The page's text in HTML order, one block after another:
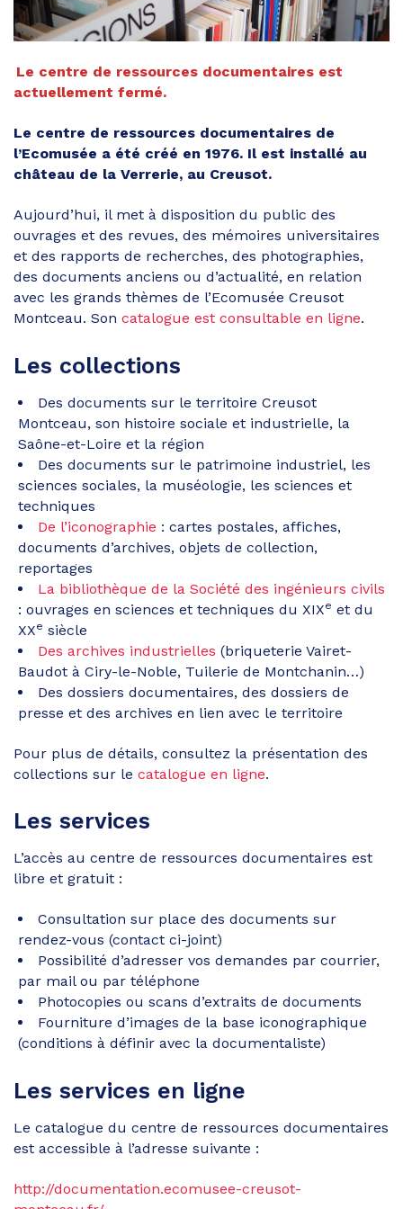
Le centre de ressources documentaires est
actuellement fermé.
Le centre de ressources documentaires de
l’Ecomusée a été créé en 1976. Il est installé au
château de la Verrerie, au Creusot.
Aujourd’hui, il met à disposition du public des
ouvrages et des revues, des mémoires universitaires
et des rapports de recherches, des photographies,
des documents anciens ou d’actualité, en relation
avec les grands thèmes de l’Ecomusée Creusot
Montceau. Son catalogue est consultable en ligne.
Les collections
Des documents sur le territoire Creusot
Montceau, son histoire sociale et industrielle, la
Saône-et-Loire et la région
Des documents sur le patrimoine industriel, les
sciences sociales, la muséologie, les sciences et
techniques
De l’iconographie : cartes postales, affiches,
documents d’archives, objets de collection,
reportages
La bibliothèque de la Société des ingénieurs civils
: ouvrages en sciences et techniques du XIXe et du
XXe siècle
Des archives industrielles (briqueterie Vairet-
Baudot à Ciry-le-Noble, Tuilerie de Montchanin…)
Des dossiers documentaires, des dossiers de
presse et des archives en lien avec le territoire
Pour plus de détails, consultez la présentation des
collections sur le catalogue en ligne.
Les services
L’accès au centre de ressources documentaires est
libre et gratuit :
Consultation sur place des documents sur
rendez-vous (contact ci-joint)
Possibilité d’adresser vos demandes par courrier,
par mail ou par téléphone
Photocopies ou scans d’extraits de documents
Fourniture d’images de la base iconographique
(conditions à définir avec la documentaliste)
Les services en ligne
Le catalogue du centre de ressources documentaires
est accessible à l’adresse suivante :
http://documentation.ecomusee-creusot-